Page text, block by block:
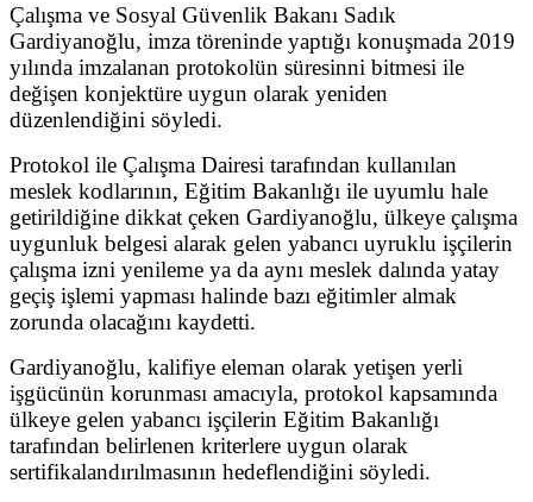
Çalışma ve Sosyal Güvenlik Bakanı Sadık
Gardiyanoğlu, imza töreninde yaptığı konuşmada 2019
yılında imzalanan protokolün süresinni bitmesi ile
değişen konjektüre uygun olarak yeniden
düzenlendiğini söyledi.
Protokol ile Çalışma Dairesi tarafından kullanılan
meslek kodlarının, Eğitim Bakanlığı ile uyumlu hale
getirildiğine dikkat çeken Gardiyanoğlu, ülkeye çalışma
uygunluk belgesi alarak gelen yabancı uyruklu işçilerin
çalışma izni yenileme ya da aynı meslek dalında yatay
geçiş işlemi yapması halinde bazı eğitimler almak
zorunda olacağını kaydetti.
Gardiyanoğlu, kalifiye eleman olarak yetişen yerli
işgücünün korunması amacıyla, protokol kapsamında
ülkeye gelen yabancı işçilerin Eğitim Bakanlığı
tarafından belirlenen kriterlere uygun olarak
sertifikalandırılmasının hedeflendiğini söyledi.